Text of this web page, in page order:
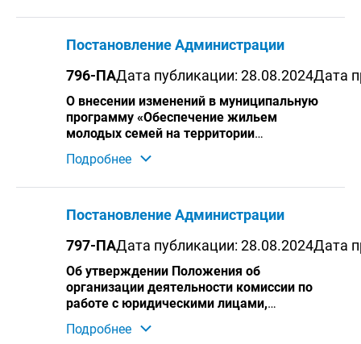
бесхозяйных автомобильных дорог
городского округа Среднеуральск»
Постановление Администрации
796-ПАДата публикации: 28.08.2024Дата
О внесении изменений в муниципальную
программу «Обеспечение жильем
молодых семей на территории
период 2024-2029 годы»
Подробнее
Постановление Администрации
797-ПАДата публикации: 28.08.2024Дата
Об утверждении Положения об
организации деятельности комиссии по
работе с юридическими лицами,
по оплате жилищно-коммунальных услуг
Подробнее